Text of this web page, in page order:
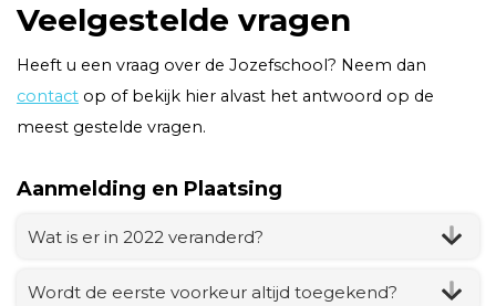
Veelgestelde vragen
Heeft u een vraag over de Jozefschool? Neem dan
contact op of bekijk hier alvast het antwoord op de
meest gestelde vragen.
Aanmelding en Plaatsing
Wat is er in 2022 veranderd?
Wordt de eerste voorkeur altijd toegekend?